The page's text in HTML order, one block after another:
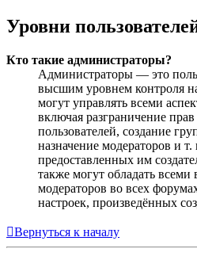
Уровни
Кто такие администраторы?
Администраторы — это
высшим уровнем контроля
могут управлять всеми
включая разграничение
пользователей, создание
назначение модераторов и
предоставленных им
также могут обладать
модераторов во всех
настроек, произведённых
Вернуться к началу